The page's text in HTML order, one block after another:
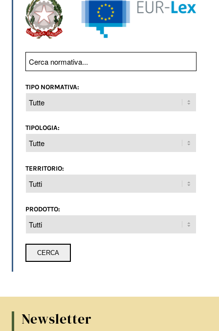
TIPO NORMATIVA:
TIPOLOGIA:
TERRITORIO:
PRODOTTO:
Newsletter